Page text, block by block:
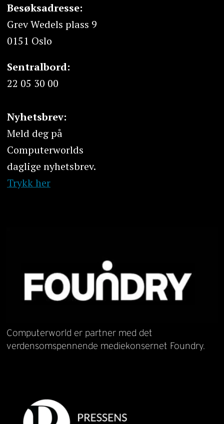
Besøksadresse:
Grev Wedels plass 9
0151 Oslo
Sentralbord:
22 05 30 00
Nyhetsbrev:
Meld deg på
Computerworlds
daglige nyhetsbrev.
Trykk her
Computerworld er partner med det
verdensomspennende mediekonsernet Foundry.